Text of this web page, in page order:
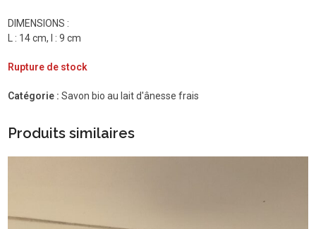
DIMENSIONS :
L : 14 cm, l : 9 cm
Rupture de stock
Catégorie :Savon bio au lait d'ânesse frais
Produits similaires